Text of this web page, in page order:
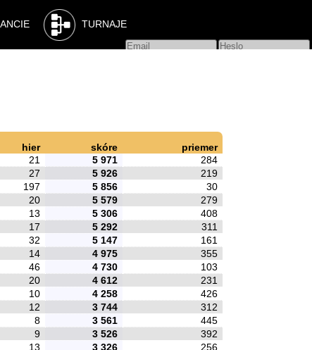
TURNAJE
hier skóre
priemer
21 5 971
284
27 5 926
219
197 5 856
30
20 5 579
279
13 5 306
408
17 5 292
311
32 5 147
161
14 4 975
355
46 4 730
103
20 4 612
231
10 4 258
426
12 3 744
312
8 3 561
445
9 3 526
392
13 3 326
256